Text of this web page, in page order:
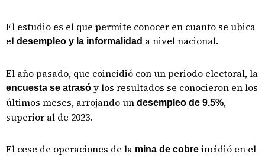
El estudio es el que permite conocer en cuanto se ubica
el desempleo y la informalidad a nivel nacional.
El año pasado, que coincidió con un periodo electoral, la
encuesta se atrasó y los resultados se conocieron en los
últimos meses, arrojando un desempleo de 9.5%,
superior al de 2023.
El cese de operaciones de la mina de cobre incidió en el